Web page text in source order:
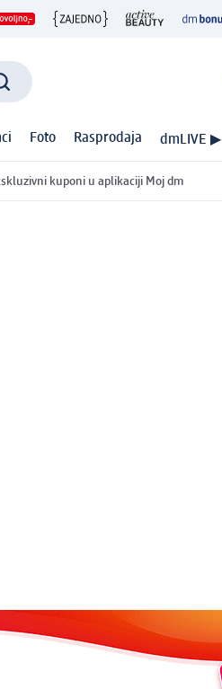
Foto Rasprodaja dmLIVE ▶
kuponi u aplikaciji Moj dm